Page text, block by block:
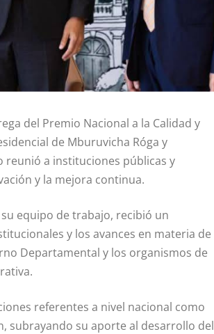
del Premio Nacional a la Calidad y
de Mburuvicha Róga y
reunió a instituciones públicas y
y la mejora continua.
equipo de trabajo, recibió un
y los avances en materia de
Departamental y los organismos de
referentes a nivel nacional como
subrayando su aporte al desarrollo del